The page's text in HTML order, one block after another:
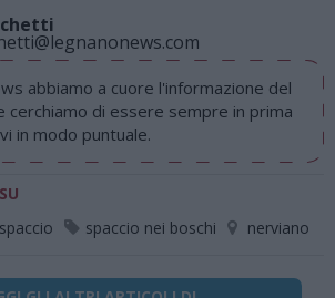
abbiamo a cuore l'informazione del
di essere sempre in prima
in modo puntuale.
spaccio spaccio nei boschi nerviano